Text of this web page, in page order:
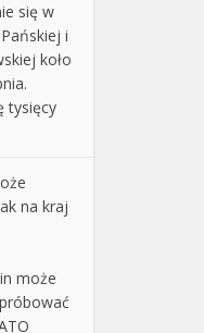
się w
i
koło
tysięcy
na kraj
może